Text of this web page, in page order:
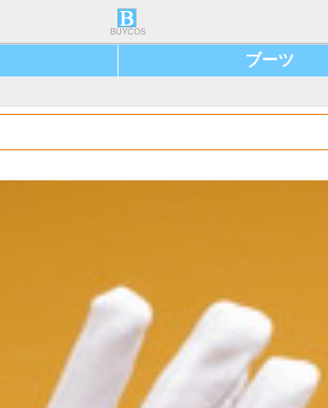
BUYCOS
ブーツ